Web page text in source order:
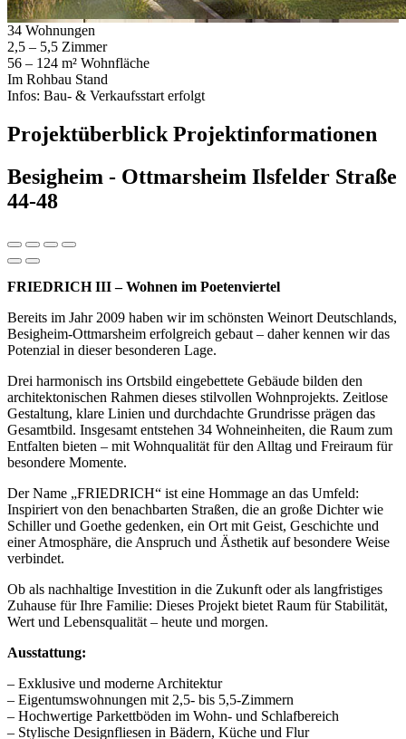
34 Wohnungen
2,5 – 5,5 Zimmer
56 – 124 m² Wohnfläche
Im Rohbau Stand
Infos: Bau- & Verkaufsstart erfolgt
Projektüberblick Projektinformationen
Besigheim - Ottmarsheim Ilsfelder Straße
44-48
FRIEDRICH III – Wohnen im Poetenviertel
Bereits im Jahr 2009 haben wir im schönsten Weinort Deutschlands,
Besigheim-Ottmarsheim erfolgreich gebaut – daher kennen wir das
Potenzial in dieser besonderen Lage.
Drei harmonisch ins Ortsbild eingebettete Gebäude bilden den
architektonischen Rahmen dieses stilvollen Wohnprojekts. Zeitlose
Gestaltung, klare Linien und durchdachte Grundrisse prägen das
Gesamtbild. Insgesamt entstehen 34 Wohneinheiten, die Raum zum
Entfalten bieten – mit Wohnqualität für den Alltag und Freiraum für
besondere Momente.
Der Name „FRIEDRICH“ ist eine Hommage an das Umfeld:
Inspiriert von den benachbarten Straßen, die an große Dichter wie
Schiller und Goethe gedenken, ein Ort mit Geist, Geschichte und
einer Atmosphäre, die Anspruch und Ästhetik auf besondere Weise
verbindet.
Ob als nachhaltige Investition in die Zukunft oder als langfristiges
Zuhause für Ihre Familie: Dieses Projekt bietet Raum für Stabilität,
Wert und Lebensqualität – heute und morgen.
Ausstattung:
– Exklusive und moderne Architektur
– Eigentumswohnungen mit 2,5- bis 5,5-Zimmern
– Hochwertige Parkettböden im Wohn- und Schlafbereich
– Stylische Designfliesen in Bädern, Küche und Flur